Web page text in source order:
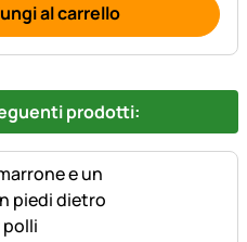
al carrello
prodotti: